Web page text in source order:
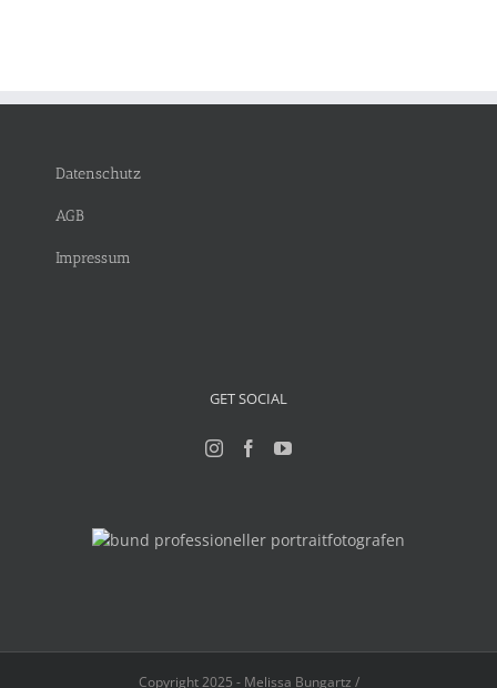
Datenschutz
AGB
Impressum
GET SOCIAL
Copyright 2025 - Melissa Bungartz /